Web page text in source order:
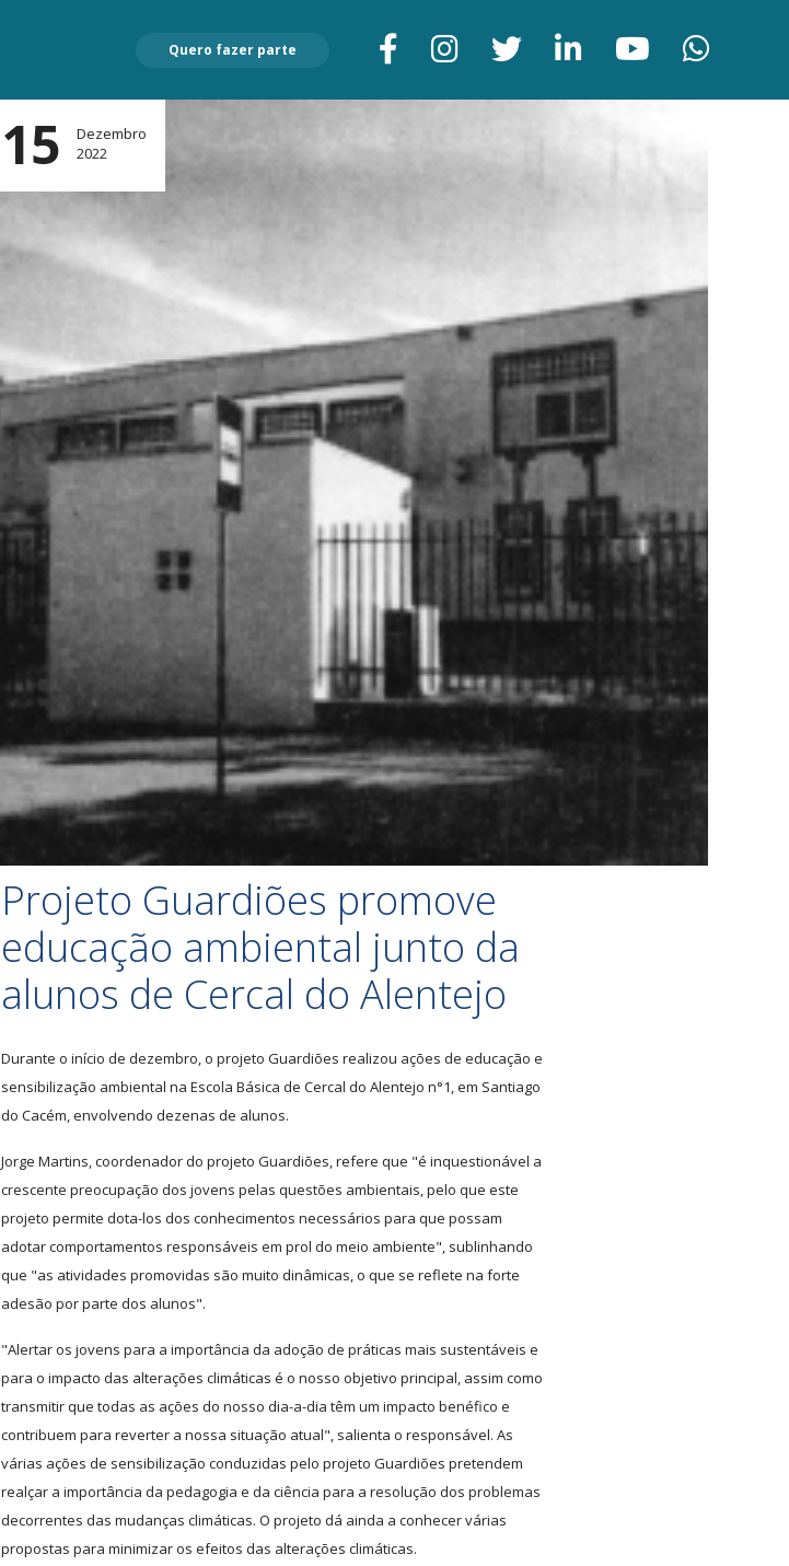
Quero fazer parte
15
Dezembro
2022
Projeto Guardiões promove
educação ambiental junto da
alunos de Cercal do Alentejo
Durante o início de dezembro, o projeto Guardiões realizou ações de educação e
sensibilização ambiental na Escola Básica de Cercal do Alentejo n°1, em Santiago
do Cacém, envolvendo dezenas de alunos.
Jorge Martins, coordenador do projeto Guardiões, refere que "é inquestionável a
crescente preocupação dos jovens pelas questões ambientais, pelo que este
projeto permite dota-los dos conhecimentos necessários para que possam
adotar comportamentos responsáveis em prol do meio ambiente", sublinhando
que "as atividades promovidas são muito dinâmicas, o que se reflete na forte
adesão por parte dos alunos".
"Alertar os jovens para a importância da adoção de práticas mais sustentáveis e
para o impacto das alterações climáticas é o nosso objetivo principal, assim como
transmitir que todas as ações do nosso dia-a-dia têm um impacto benéfico e
contribuem para reverter a nossa situação atual", salienta o responsável. As
várias ações de sensibilização conduzidas pelo projeto Guardiões pretendem
realçar a importância da pedagogia e da ciência para a resolução dos problemas
decorrentes das mudanças climáticas. O projeto dá ainda a conhecer várias
propostas para minimizar os efeitos das alterações climáticas.